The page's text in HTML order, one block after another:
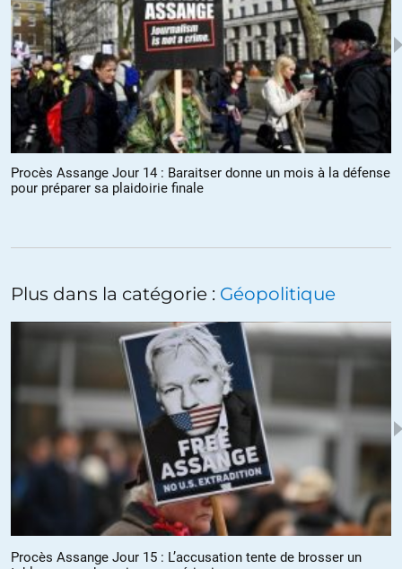
Procès Assange Jour 14 : Baraitser donne un mois à la défense
pour préparer sa plaidoirie finale
Plus dans la catégorie : Géopolitique
Procès Assange Jour 15 : L’accusation tente de brosser un